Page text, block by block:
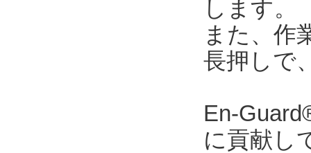
します。
また、作
長押しで
En-
に貢献し